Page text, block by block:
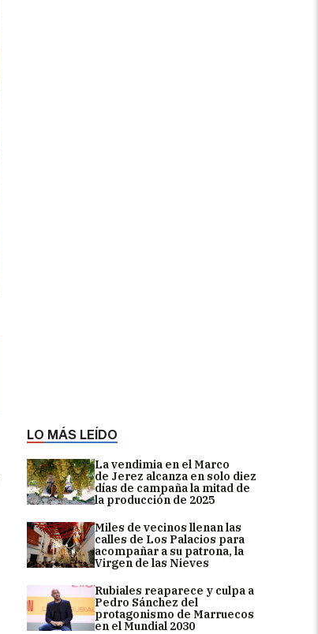
LO MÁS LEÍDO
La vendimia en el Marco
de Jerez alcanza en solo diez
días de campaña la mitad de
la producción de 2025
Miles de vecinos llenan las
calles de Los Palacios para
acompañar a su patrona, la
Virgen de las Nieves
Rubiales reaparece y culpa a
Pedro Sánchez del
protagonismo de Marruecos
en el Mundial 2030